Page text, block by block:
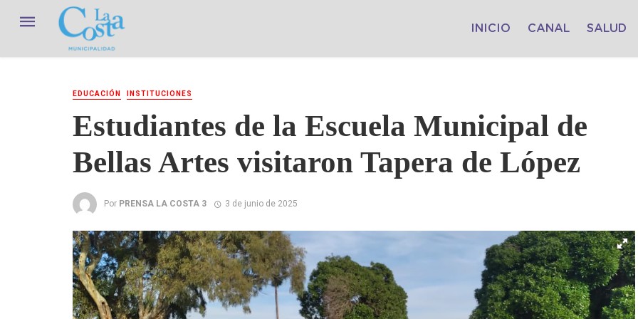
INICIO CANAL SALUD
EDUCACIÓN INSTITUCIONES
Estudiantes de la Escuela Municipal de
Bellas Artes visitaron Tapera de López
Por PRENSA LA COSTA 3 3 de junio de 2025